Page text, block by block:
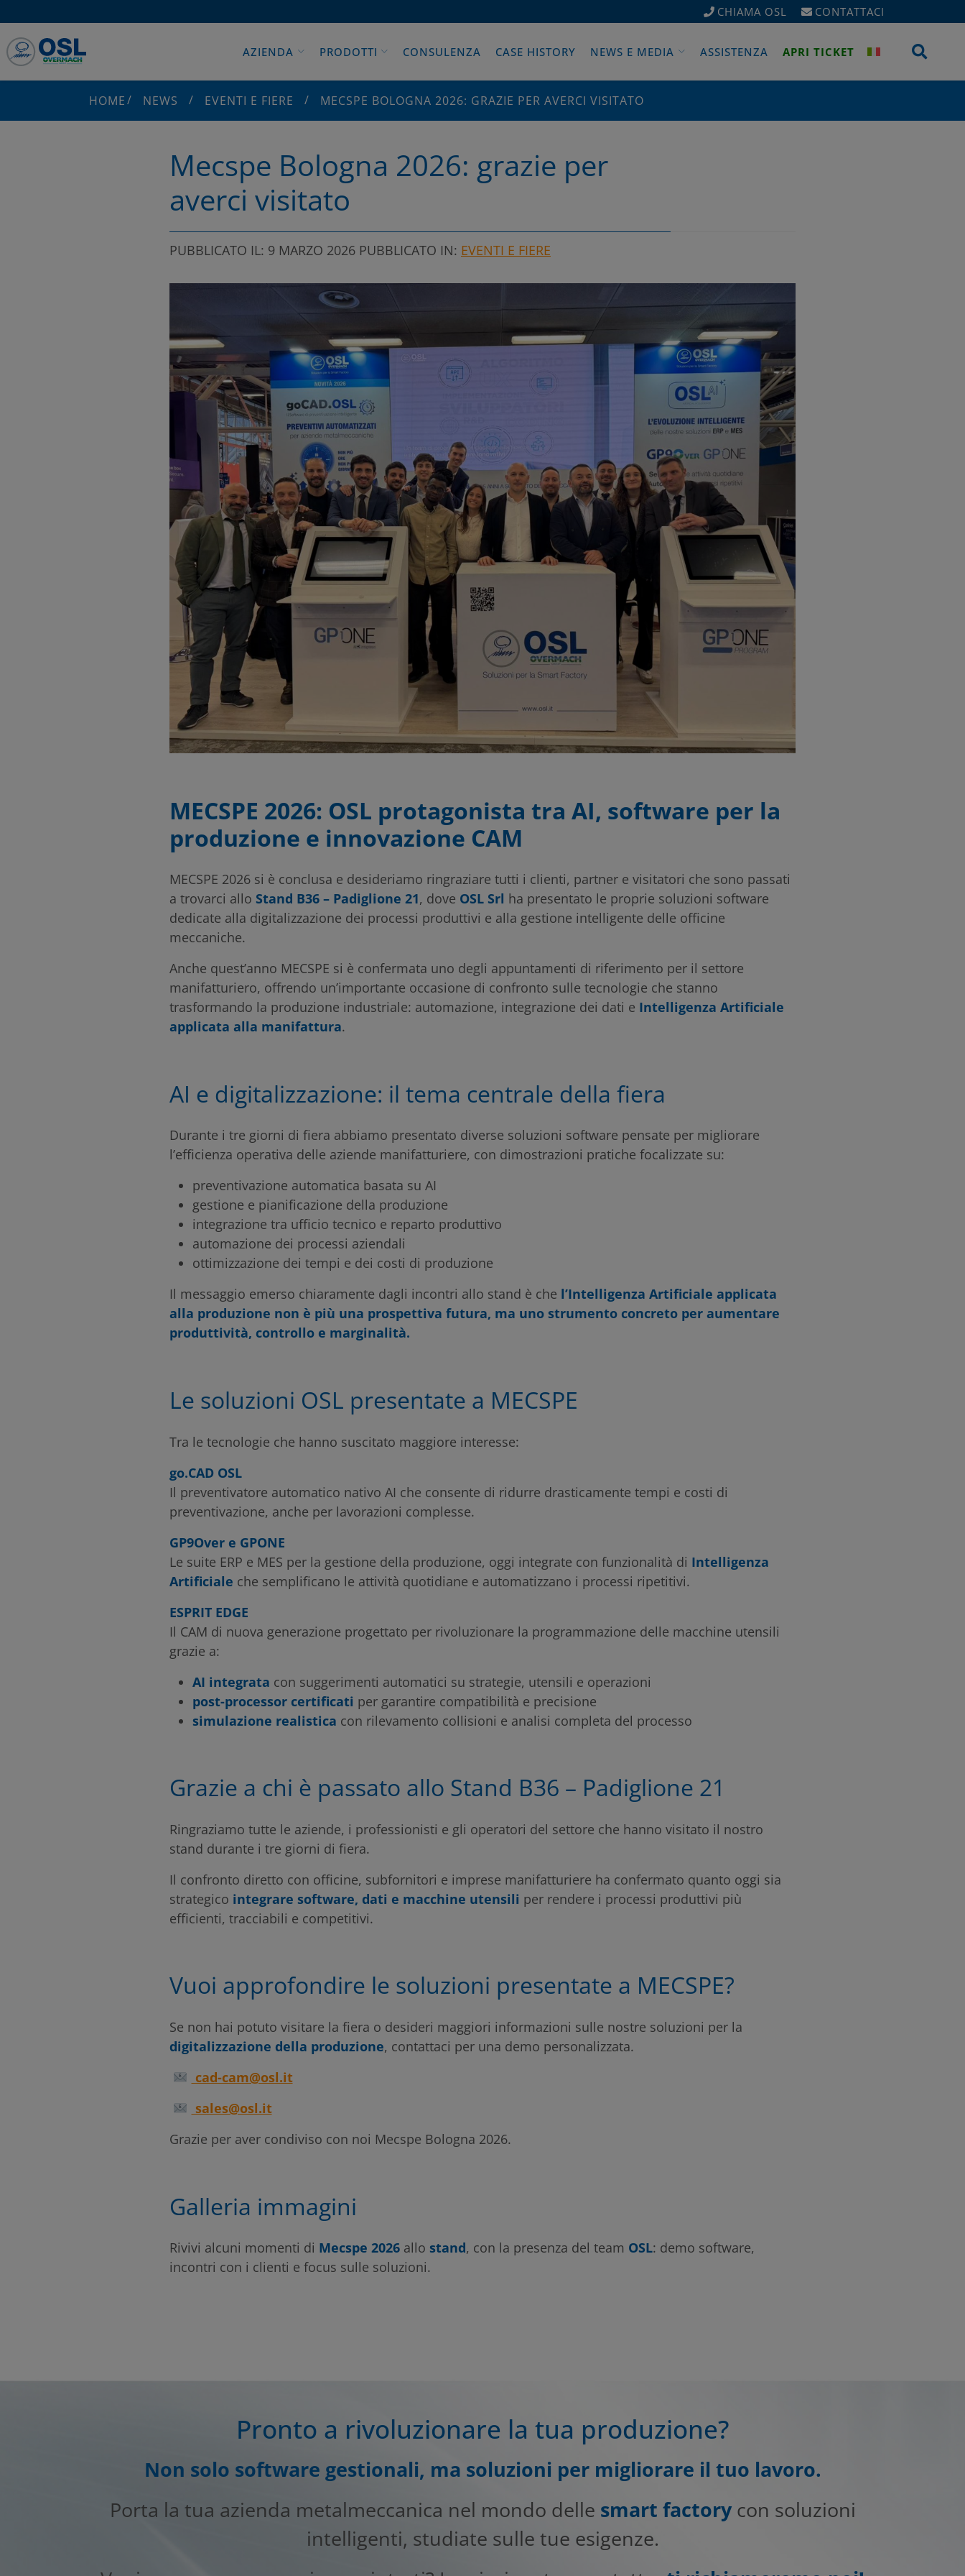
CHIAMA OSL CONTATTACI
AZIENDA PRODOTTI CONSULENZA CASE HISTORY NEWS E MEDIA ASSISTENZA APRI TICKET
HOME NEWS EVENTI E FIERE MECSPE BOLOGNA 2026: GRAZIE PER AVERCI VISITATO
Mecspe Bologna 2026: grazie per
averci visitato
PUBBLICATO IL: 9 MARZO 2026 PUBBLICATO IN: EVENTI E FIERE
MECSPE 2026: OSL protagonista tra AI, software per la
produzione e innovazione CAM
MECSPE 2026 si è conclusa e desideriamo ringraziare tutti i clienti, partner e visitatori che sono passati
a trovarci allo Stand B36 – Padiglione 21, dove OSL Srl ha presentato le proprie soluzioni software
dedicate alla digitalizzazione dei processi produttivi e alla gestione intelligente delle officine
meccaniche.
Anche quest’anno MECSPE si è confermata uno degli appuntamenti di riferimento per il settore
manifatturiero, offrendo un’importante occasione di confronto sulle tecnologie che stanno
trasformando la produzione industriale: automazione, integrazione dei dati e Intelligenza Artificiale
applicata alla manifattura.
AI e digitalizzazione: il tema centrale della fiera
Durante i tre giorni di fiera abbiamo presentato diverse soluzioni software pensate per migliorare
l’efficienza operativa delle aziende manifatturiere, con dimostrazioni pratiche focalizzate su:
preventivazione automatica basata su AI
gestione e pianificazione della produzione
integrazione tra ufficio tecnico e reparto produttivo
automazione dei processi aziendali
ottimizzazione dei tempi e dei costi di produzione
Il messaggio emerso chiaramente dagli incontri allo stand è che l’Intelligenza Artificiale applicata
alla produzione non è più una prospettiva futura, ma uno strumento concreto per aumentare
produttività, controllo e marginalità.
Le soluzioni OSL presentate a MECSPE
Tra le tecnologie che hanno suscitato maggiore interesse:
go.CAD OSL
Il preventivatore automatico nativo AI che consente di ridurre drasticamente tempi e costi di
preventivazione, anche per lavorazioni complesse.
GP9Over e GPONE
Le suite ERP e MES per la gestione della produzione, oggi integrate con funzionalità di Intelligenza
Artificiale che semplificano le attività quotidiane e automatizzano i processi ripetitivi.
ESPRIT EDGE
Il CAM di nuova generazione progettato per rivoluzionare la programmazione delle macchine utensili
grazie a:
AI integrata con suggerimenti automatici su strategie, utensili e operazioni
post-processor certificati per garantire compatibilità e precisione
simulazione realistica con rilevamento collisioni e analisi completa del processo
Grazie a chi è passato allo Stand B36 – Padiglione 21
Ringraziamo tutte le aziende, i professionisti e gli operatori del settore che hanno visitato il nostro
stand durante i tre giorni di fiera.
Il confronto diretto con officine, subfornitori e imprese manifatturiere ha confermato quanto oggi sia
strategico integrare software, dati e macchine utensili per rendere i processi produttivi più
efficienti, tracciabili e competitivi.
Vuoi approfondire le soluzioni presentate a MECSPE?
Se non hai potuto visitare la fiera o desideri maggiori informazioni sulle nostre soluzioni per la
digitalizzazione della produzione, contattaci per una demo personalizzata.
cad-cam@osl.it
sales@osl.it
Grazie per aver condiviso con noi Mecspe Bologna 2026.
Galleria immagini
Rivivi alcuni momenti di Mecspe 2026 allo stand, con la presenza del team OSL: demo software,
incontri con i clienti e focus sulle soluzioni.
Pronto a rivoluzionare la tua produzione?
Non solo software gestionali, ma soluzioni per migliorare il tuo lavoro.
Porta la tua azienda metalmeccanica nel mondo delle smart factorycon soluzioni
intelligenti, studiate sulle tue esigenze.